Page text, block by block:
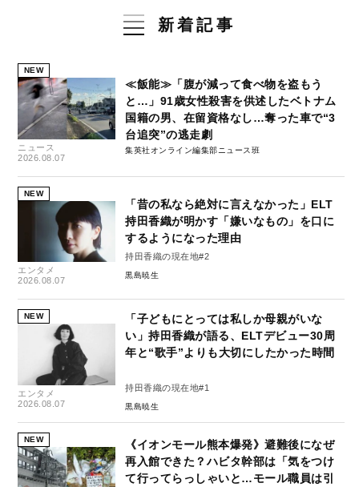
新着記事
NEW
ニュース
2026.08.07
≪飯能≫「腹が減って食べ物を盗もう
と…」91歳女性殺害を供述したベトナム
国籍の男、在留資格なし…奪った車で“3
台追突”の逃走劇
集英社オンライン編集部ニュース班
NEW
エンタメ
2026.08.07
「昔の私なら絶対に言えなかった」ELT
持田香織が明かす「嫌いなもの」を口に
するようになった理由
持田香織の現在地#2
黒島暁生
NEW
エンタメ
2026.08.07
「子どもにとっては私しか母親がいな
い」持田香織が語る、ELTデビュー30周
年と“歌手”よりも大切にしたかった時間
持田香織の現在地#1
黒島暁生
NEW
《イオンモール熊本爆発》避難後になぜ
再入館できた？ハビタ幹部は「気をつけ
て行ってらっしゃいと…モール職員は引